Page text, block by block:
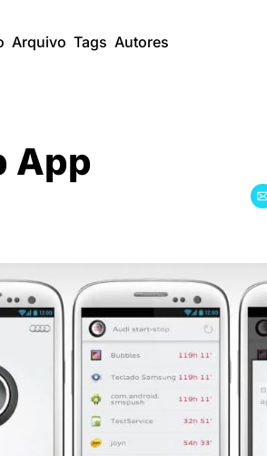
Arquivo Tags Autores
App